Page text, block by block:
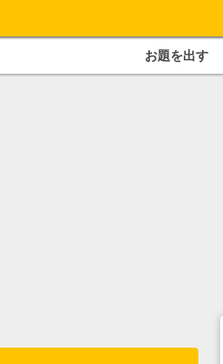
お題を出す